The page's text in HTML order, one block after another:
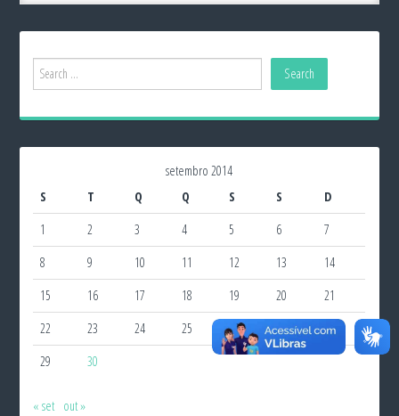
setembro 2014
S
T Q Q S S
D
1
2 3 4 5 6
7
8
9 10 11 12 13
14
15
16 17 18 19 20
21
22
23 24 25 26 27
28
29
30
« set out »